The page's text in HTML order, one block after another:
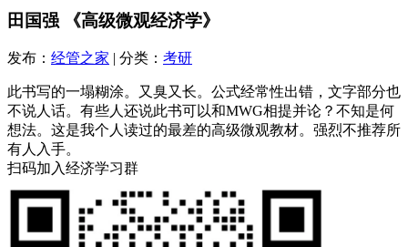
田国强 《高级微观经济学》
发布： 经管之家 | 分类： 考研
此书写的一塌糊涂。又臭又长。公式经常性出错，文字部分也
不说人话。有些人还说此书可以和MWG相提并论？不知是何
想法。这是我个人读过的最差的高级微观教材。强烈不推荐所
有人入手。
扫码加入经济学习群